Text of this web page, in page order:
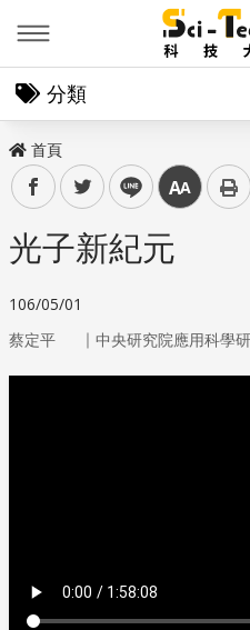
分類
首頁
facebooktwitter line 中
光子新紀元
106/05/01
蔡定平 ｜ 中央研究院應用科學